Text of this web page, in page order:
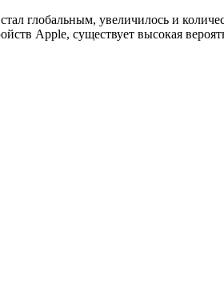
глобальным, увеличилось и
Apple, существует высокая